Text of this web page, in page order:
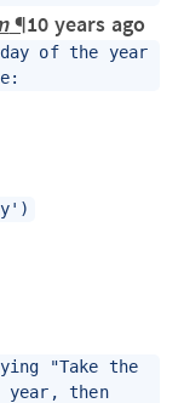
¶10 years ago
of the year
"Take the
then